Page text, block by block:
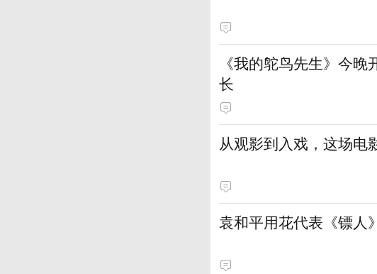
《我的鸵鸟先生》今
长
从观影到入戏，这场电
袁和平用花代表《镖人